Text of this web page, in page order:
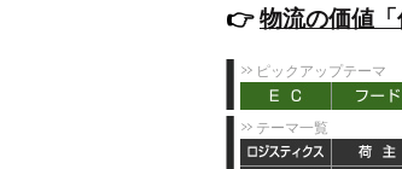
👉️物流の価値
ピックアップテーマ
テーマ一覧